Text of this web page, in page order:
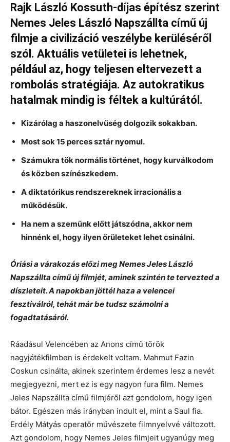
Rajk László Kossuth-díjas építész szerint
Nemes Jeles László Napszállta című új
filmje a civilizáció veszélybe kerüléséről
szól. Aktuális vetületei is lehetnek,
például az, hogy teljesen eltervezett a
rombolás stratégiája. Az autokratikus
hatalmak mindig is féltek a kultúrától.
Kizárólag a haszonelvűség dolgozik sokakban.
Most sok 15 perces sztár nyomul.
Számukra tök normális történet, hogy kurválkodom
és közben színészkedem.
A diktatórikus rendszereknek irracionális a
működésük.
Ha nem a szemünk előtt játszódna, akkor nem
hinnénk el, hogy ilyen őrületeket lehet csinálni.
Óriási a várakozás előzi meg Nemes Jeles László
Napszállta című új filmjét, aminek szintén te tervezted a
díszleteit. A napokban jöttél haza a velencei
fesztiválról, tehát már be tudsz számolni a
fogadtatásáról.
Ráadásul Velencében az Anons című török
nagyjátékfilmben is érdekelt voltam. Mahmut Fazin
Coskun csinálta, akinek szerintem érdemes lesz a nevét
megjegyezni, mert ez is egy nagyon fura film. Nemes
Jeles Napszállta című filmjéről azt gondolom, hogy igen
bátor. Egészen más irányban indult el, mint a Saul fia.
Erdély Mátyás operatőr művészete filmnyelvvé változott.
Azt gondolom, hogy Nemes Jeles filmjeit ugyanúgy meg